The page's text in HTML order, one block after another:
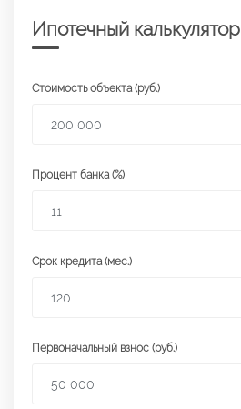
Ипотечный калькулятор
Стоимость объекта (руб.)
Процент банка (%)
Срок кредита (мес.)
Первоначальный взнос (руб.)